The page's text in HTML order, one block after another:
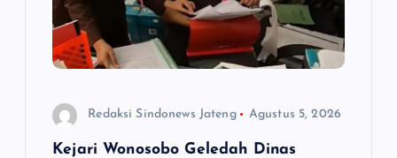
Redaksi Sindonews Jateng Agustus 5, 2026
Kejari Wonosobo Geledah Dinas